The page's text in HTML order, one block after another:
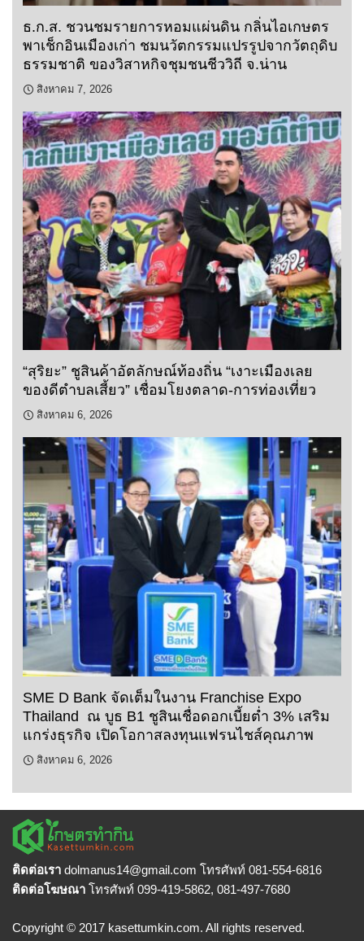
ธ.ก.ส. ชวนชมรายการหอมแผ่นดิน กลิ่นไอเกษตร
พาเช็กอินเมืองเก่า ชมนวัตกรรมแปรรูปจากวัตถุดิบ
ธรรมชาติ ของวิสาหกิจชุมชนชีววิถี จ.น่าน
สิงหาคม 7, 2026
“สุริยะ” ชูสินค้าอัตลักษณ์ท้องถิ่น “เงาะเมืองเลย
ของดีตำบลเสี้ยว” เชื่อมโยงตลาด-การท่องเที่ยว
สิงหาคม 6, 2026
SME D Bank จัดเต็มในงาน Franchise Expo
Thailand ณ บูธ B1 ชูสินเชื่อดอกเบี้ยต่ำ 3% เสริม
แกร่งธุรกิจ เปิดโอกาสลงทุนแฟรนไชส์คุณภาพ
สิงหาคม 6, 2026
ติดต่อเรา dolmanus14@gmail.com โทรศัพท์ 081-554-6816
ติดต่อโฆษณา โทรศัพท์ 099-419-5862, 081-497-7680
Copyright © 2017 kasettumkin.com. All rights reserved.